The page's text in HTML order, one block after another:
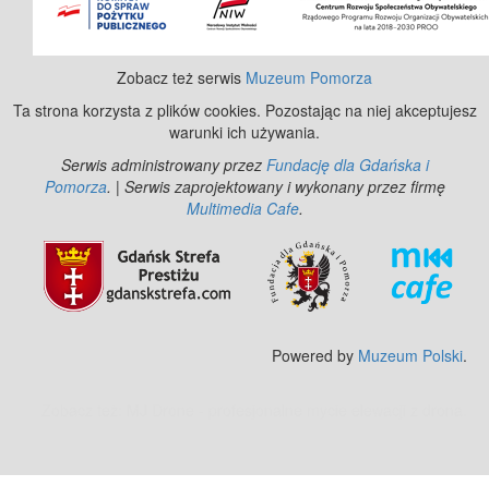
Zobacz też serwis Muzeum Pomorza
Ta strona korzysta z plików cookies. Pozostając na niej akceptujesz
warunki ich używania.
Serwis administrowany przez Fundację dla Gdańska i
Pomorza. | Serwis zaprojektowany i wykonany przez firmę
Multimedia Cafe.
Powered by Muzeum Polski.